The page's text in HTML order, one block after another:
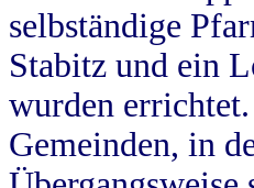
selbständige
Stabitz und ein
wurden
Gemeinden, in